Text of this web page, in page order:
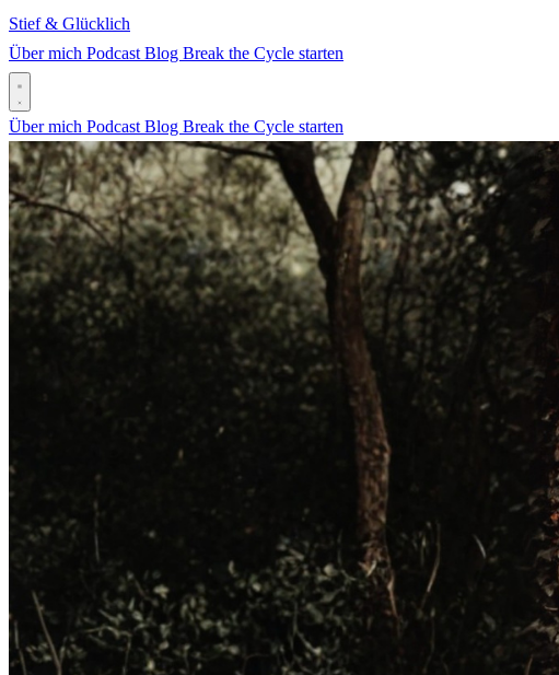
Stief & Glücklich
Über mich Podcast Blog Break the Cycle starten
Über mich Podcast Blog Break the Cycle starten